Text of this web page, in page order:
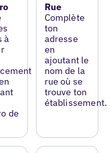
à
de
Rue
Complète
ton
adresse
en
ajoutant le
nom de la
rue où se
trouve ton
établissement.